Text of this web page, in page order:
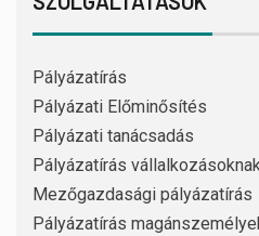
Pályázatírás
Pályázati Előminősítés
Pályázati tanácsadás
Pályázatírás
Mezőgazdasági pályázatírás
Pályázatírás